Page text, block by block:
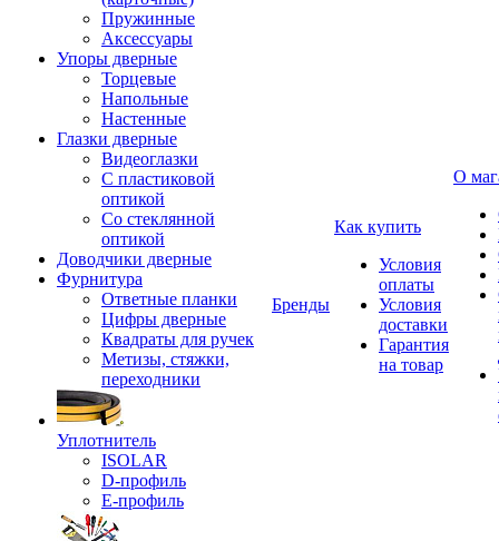
Пружинные
Аксессуары
Упоры дверные
Торцевые
Напольные
Настенные
Глазки дверные
Видеоглазки
С пластиковой
оптикой
Со стеклянной
оптикой
Доводчики дверные
Фурнитура
Ответные планки
Цифры дверные
Квадраты для ручек
Метизы, стяжки,
переходники
Уплотнитель
ISOLAR
D-профиль
Е-профиль
Бренды
Как купить
Условия
оплаты
Условия
доставки
Гарантия
на товар
О